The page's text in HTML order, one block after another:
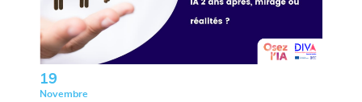
19
Novembre